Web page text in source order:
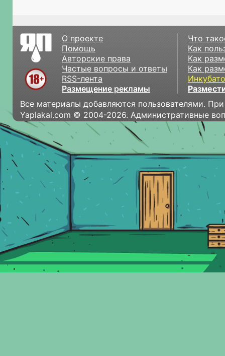
О проекте
Помощь
Авторские права
Частые вопросы и ответы
RSS-лента
Размещение рекламы
Что
Как
Как
Как
Все материалы добавляются пользователями.
Yaplakal.com © 2004-2026. Административные